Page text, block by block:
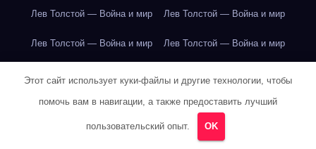
Лев Толстой — Война и мир Лев Толстой — Война и мир
Лев Толстой — Война и мир Лев Толстой — Война и мир
Лев Толстой — Война и мир Лев Толстой — Война и мир
Лев Толстой — Война и мир Лев Толстой — Война и мир
Этот сайт использует куки-файлы и другие технологии, чтобы
помочь вам в навигации, а также предоставить лучший
пользовательский опыт. OK